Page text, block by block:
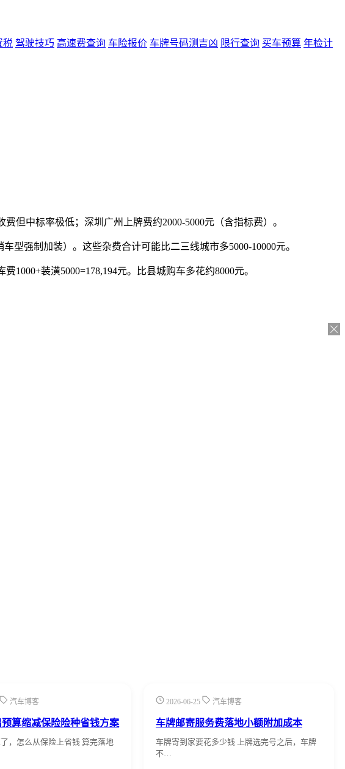
税 驾驶技巧 高速费查询 车险报价 车牌号码测吉凶 限行查询 买车预算 年检计
但中标率极低；深圳广州上牌费约2000-5000元（含指标费）。
型强制加装）。这些杂费合计可能比二三线城市多5000-10000元。
1000+装潢5000=178,194元。比县城购车多花约8000元。
汽车博客
算缩减保险险种省钱方案
，怎么从保险上省钱 算完落地
2026-06-25 汽车博客
车牌邮寄服务费落地小额附加成本
车牌寄到家要花多少钱 上牌选完号之后，车牌
不…